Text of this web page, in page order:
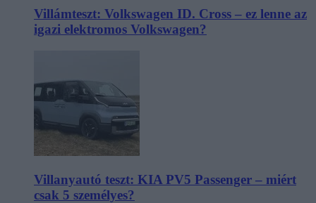
Villámteszt: Volkswagen ID. Cross – ez lenne az
igazi elektromos Volkswagen?
Villanyautó teszt: KIA PV5 Passenger – miért
csak 5 személyes?